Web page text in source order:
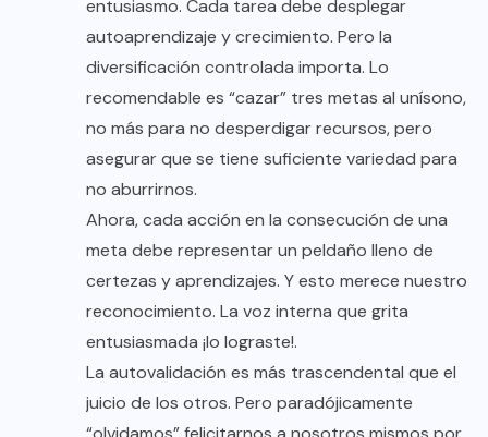
entusiasmo. Cada tarea debe desplegar
autoaprendizaje y crecimiento. Pero la
diversificación controlada importa. Lo
recomendable es “cazar” tres metas al unísono,
no más para no desperdigar recursos, pero
asegurar que se tiene suficiente variedad para
no aburrirnos.
Ahora, cada acción en la consecución de una
meta debe representar un peldaño lleno de
certezas y aprendizajes. Y esto merece nuestro
reconocimiento. La voz interna que grita
entusiasmada ¡lo lograste!.
La autovalidación es más trascendental que el
juicio de los otros. Pero paradójicamente